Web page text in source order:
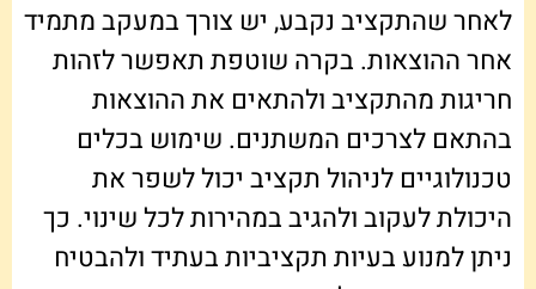
לאחר שהתקציב נקבע, יש צורך במעקב מתמיד
אחר ההוצאות. בקרה שוטפת תאפשר לזהות
חריגות מהתקציב ולהתאים את ההוצאות
בהתאם לצרכים המשתנים. שימוש בכלים
טכנולוגיים לניהול תקציב יכול לשפר את
היכולת לעקוב ולהגיב במהירות לכל שינוי. כך
ניתן למנוע בעיות תקציביות בעתיד ולהבטיח